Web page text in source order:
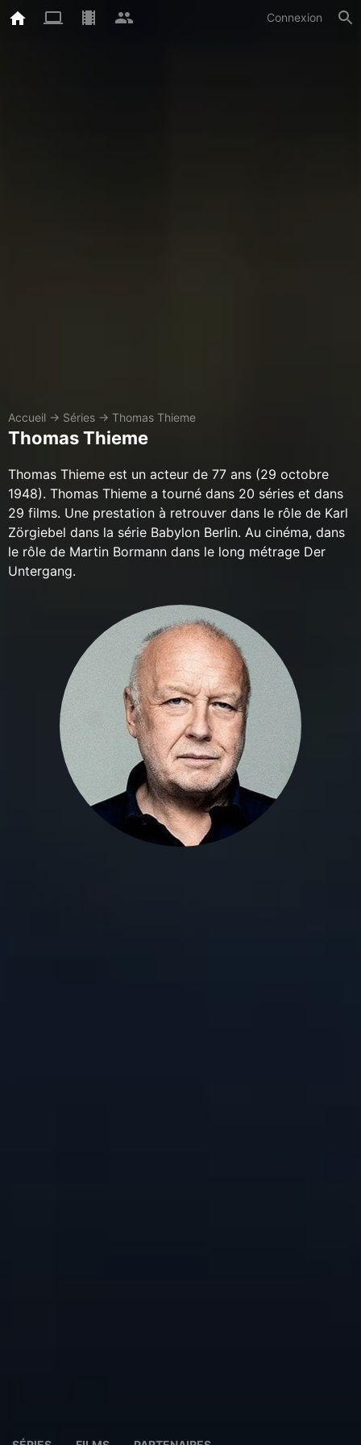
Connexion
Accueil → Séries → Thomas Thieme
Thomas Thieme
Thomas Thieme est un acteur de 77 ans (29 octobre
1948). Thomas Thieme a tourné dans 20 séries et dans
29 films. Une prestation à retrouver dans le rôle de Karl
Zörgiebel dans la série Babylon Berlin. Au cinéma, dans
le rôle de Martin Bormann dans le long métrage Der
Untergang.